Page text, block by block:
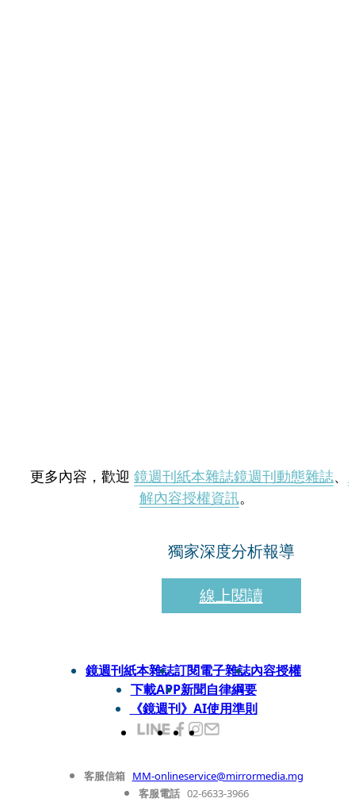
更多內容，歡迎 鏡週刊紙本雜誌鏡週刊動態雜誌、
解內容授權資訊。
獨家深度分析報導
線上閱讀
鏡週刊紙本雜誌訂閱電子雜誌內容授權
下載APP新聞自律綱要
《鏡週刊》AI使用準則
客服信箱 MM-onlineservice@mirrormedia.mg
客服電話 02-6633-3966